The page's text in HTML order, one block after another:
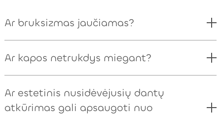
Ar bruksizmas jaučiamas?
Ar kapos netrukdys miegant?
Ar estetinis nusidėvėjusių dantų
atkūrimas gali apsaugoti nuo